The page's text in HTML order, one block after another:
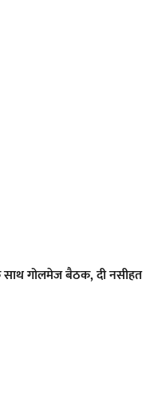
साथ गोलमेज बैठक, दी नसीहत